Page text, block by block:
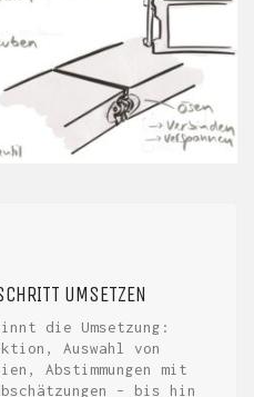
UMSETZEN
die Umsetzung:
Auswahl von
Abstimmungen mit
– bis hin